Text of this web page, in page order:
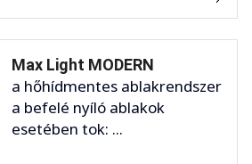
Max Light MODERN
a hőhídmentes ablakrendszer
a befelé nyíló ablakok
esetében tok: ...